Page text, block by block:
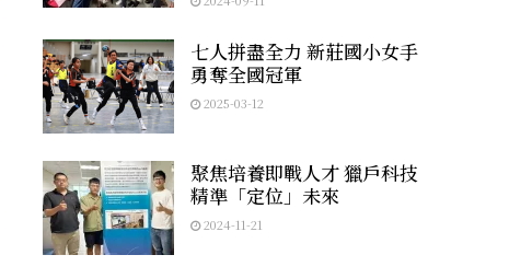
七人拼盡全力 新莊國小女手
勇奪全國冠軍
2025-03-12
聚焦培養即戰人才 獵戶科技
精準「定位」未來
2024-11-21